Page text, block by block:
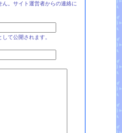
ん。サイト運営者からの連絡に
て公開されます。